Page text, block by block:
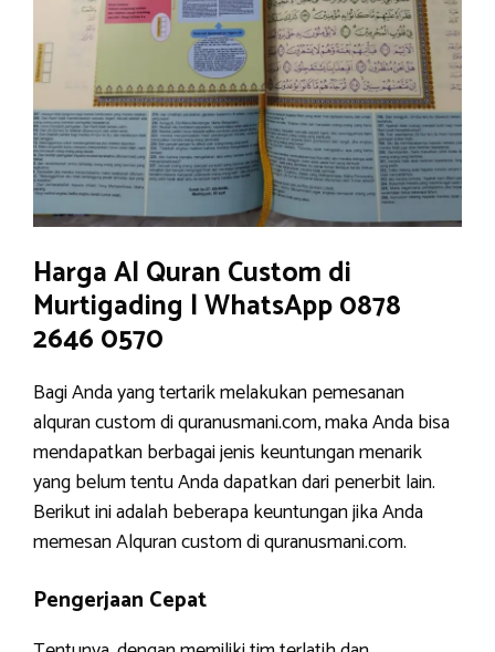
Harga Al Quran Custom di
Murtigading | WhatsApp 0878
2646 0570
Bagi Anda yang tertarik melakukan pemesanan
alquran custom di quranusmani.com, maka Anda bisa
mendapatkan berbagai jenis keuntungan menarik
yang belum tentu Anda dapatkan dari penerbit lain.
Berikut ini adalah beberapa keuntungan jika Anda
memesan Alquran custom di quranusmani.com.
Pengerjaan Cepat